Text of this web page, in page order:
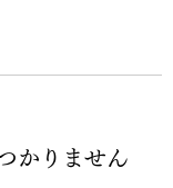
かりません